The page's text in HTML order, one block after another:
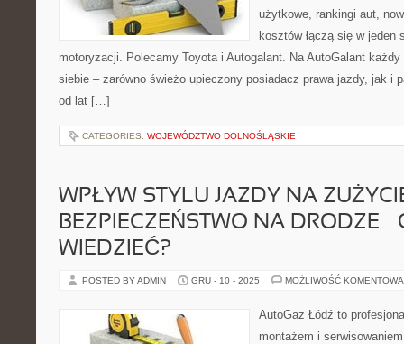
użytkowe, rankingi aut,
kosztów łączą się w jeden
motoryzacji. Polecamy Toyota i Autogalant. Na AutoGalant
siebie – zarówno świeżo upieczony posiadacz prawa jazdy, jak i
od lat […]
CATEGORIES: WOJEWÓDZTWO DOLNOŚLĄSKIE
WPŁYW STYLU JAZDY NA
BEZPIECZEŃSTWO NA DRODZE –
WIEDZIEĆ?
POSTED BY ADMIN GRU - 10 - 2025 MOŻLIWOŚĆ
AutoGaz Łódź to
montażem i